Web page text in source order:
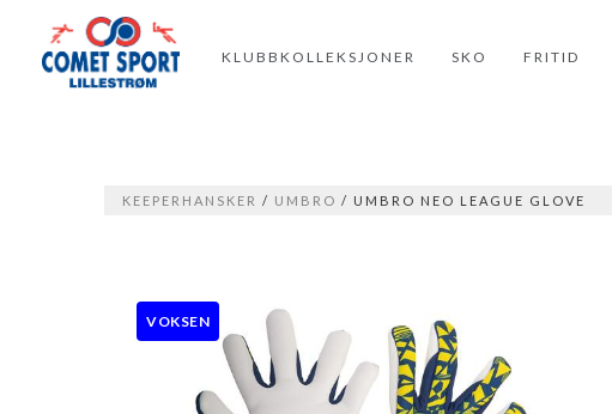
KLUBBKOLLEKSJONER SKO FRITID
KEEPERHANSKER / UMBRO / UMBRO NEO LEAGUE GLOVE
VOKSEN